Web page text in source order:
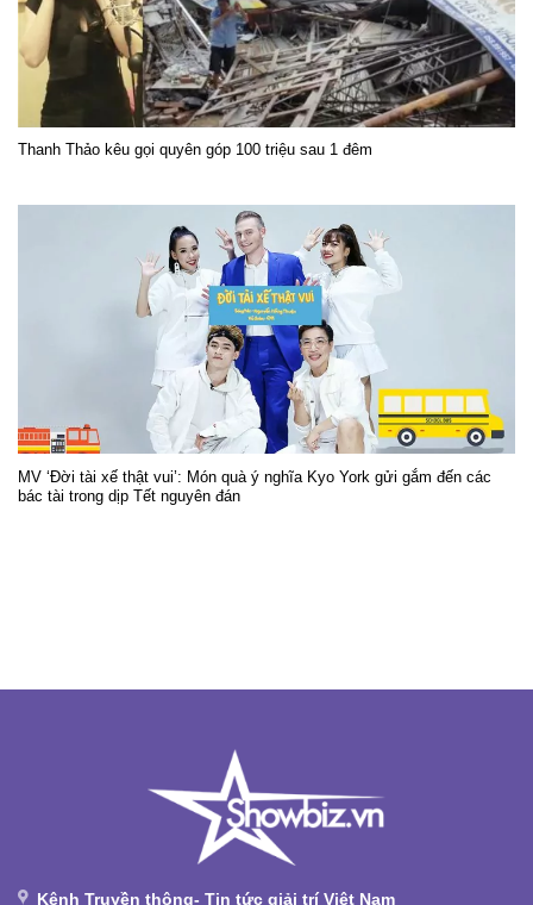
Thanh Thảo kêu gọi quyên góp 100 triệu sau 1 đêm
MV ‘Đời tài xế thật vui’: Món quà ý nghĩa Kyo York gửi gắm đến các
bác tài trong dịp Tết nguyên đán
Kênh Truyền thông- Tin tức giải trí Việt Nam